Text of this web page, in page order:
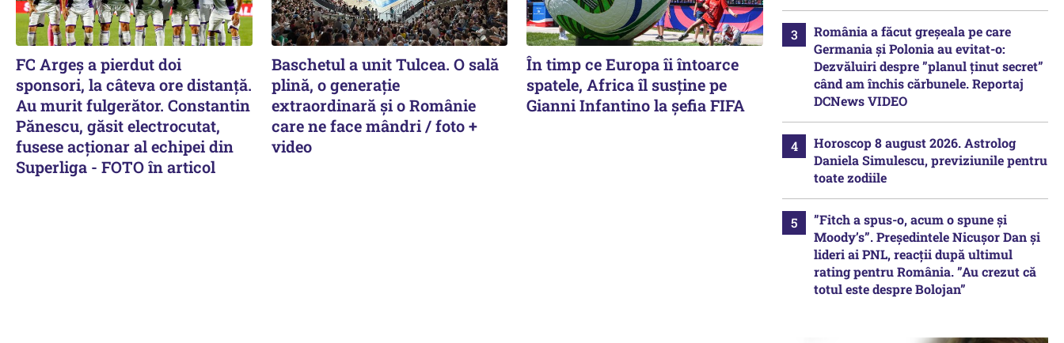
FC Argeș a pierdut doi
sponsori, la câteva ore distanță.
Au murit fulgerător. Constantin
Pănescu, găsit electrocutat,
fusese acționar al echipei din
Superliga - FOTO în articol
Baschetul a unit Tulcea. O sală
plină, o generație
extraordinară și o Românie
care ne face mândri / foto +
video
În timp ce Europa îi întoarce
spatele, Africa îl susține pe
Gianni Infantino la șefia FIFA
România a făcut greșeala pe care
Germania și Polonia au evitat-o:
Dezvăluiri despre ”planul ținut secret”
când am închis cărbunele. Reportaj
DCNews VIDEO
Horoscop 8 august 2026. Astrolog
Daniela Simulescu, previziunile pentru
toate zodiile
”Fitch a spus-o, acum o spune și
Moody’s”. Președintele Nicușor Dan și
lideri ai PNL, reacții după ultimul
rating pentru România. ”Au crezut că
totul este despre Bolojan”